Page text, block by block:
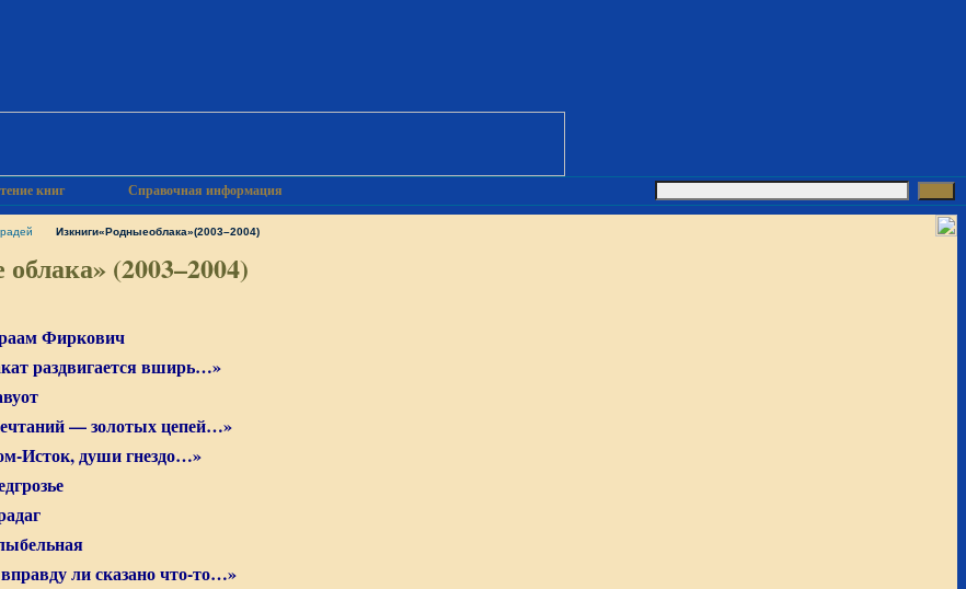
книг Справочная информация
Изкниги«Родныеоблака»(2003–2004)
(2003–2004)
Фиркович
раздвигается вширь…»
— золотых цепей…»
Исток, души гнездо…»
ли сказано что-то…»